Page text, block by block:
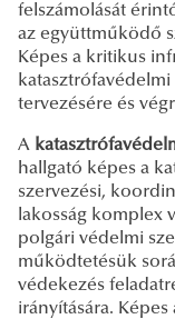
felszámolását
az együttműködő
Képes a kritikus
tervezésére és
A
hallgató képes a
szervezési,
lakosság komplex
polgári védelmi
működtetésük
védekezés
irányítására.